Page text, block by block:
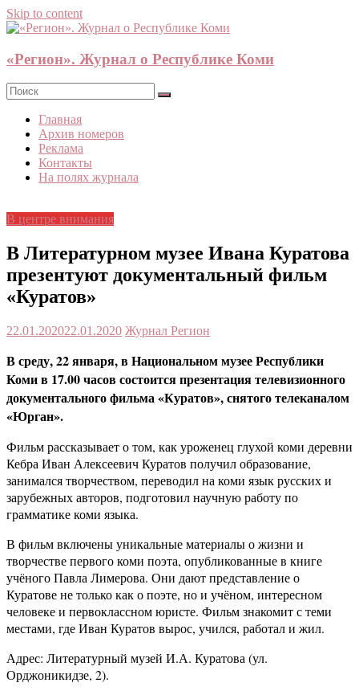
Skip to content
«Регион». Журнал о Республике Коми
Главная
Архив номеров
Реклама
Контакты
На полях журнала
В центре внимания
В Литературном музее Ивана Куратова
презентуют документальный фильм
«Куратов»
22.01.202022.01.2020 Журнал Регион
В среду, 22 января, в Национальном музее Республики
Коми в 17.00 часов состоится презентация телевизионного
документального фильма «Куратов», снятого телеканалом
«Юрган».
Фильм рассказывает о том, как уроженец глухой коми деревни
Кебра Иван Алексеевич Куратов получил образование,
занимался творчеством, переводил на коми язык русских и
зарубежных авторов, подготовил научную работу по
грамматике коми языка.
В фильм включены уникальные материалы о жизни и
творчестве первого коми поэта, опубликованные в книге
учёного Павла Лимерова. Они дают представление о
Куратове не только как о поэте, но и учёном, интересном
человеке и первоклассном юристе. Фильм знакомит с теми
местами, где Иван Куратов вырос, учился, работал и жил.
Адрес: Литературный музей И.А. Куратова (ул.
Орджоникидзе, 2).